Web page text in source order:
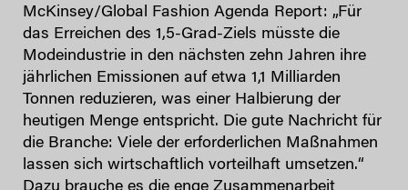
McKinsey/Global Fashion Agenda Report: „Für
das Erreichen des 1,5-Grad-Ziels müsste die
Modeindustrie in den nächsten zehn Jahren ihre
jährlichen Emissionen auf etwa 1,1 Milliarden
Tonnen reduzieren, was einer Halbierung der
heutigen Menge entspricht. Die gute Nachricht für
die Branche: Viele der erforderlichen Maßnahmen
lassen sich wirtschaftlich vorteilhaft umsetzen.“